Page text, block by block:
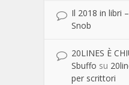
Il 2018 in libri
Snob
20LINES È
Sbuffo su
per scrittori